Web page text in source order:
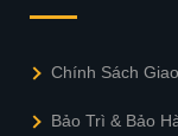
Chính Sách
Bảo Trì & Bảo